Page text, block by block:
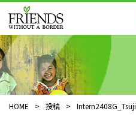
HOME > 投稿 > Intern2408G_Tsuji